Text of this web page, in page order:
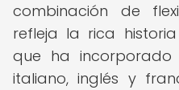
combinación de
refleja la rica
que ha incorporado
italiano, inglés y